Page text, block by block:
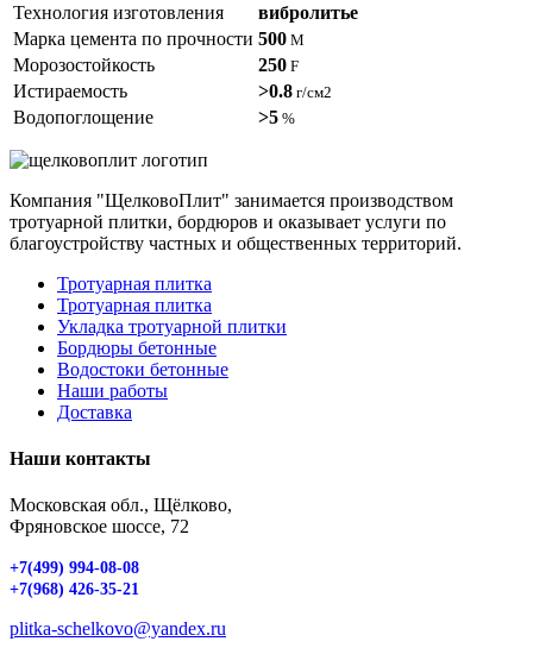
Технология изготовления
вибролитье
Марка цемента по прочности 500 М
Морозостойкость 250 F
Истираемость >0.8 г/см2
Водопоглощение >5 %
Компания "ЩелковоПлит" занимается производством
тротуарной плитки, бордюров и оказывает услуги по
благоустройству частных и общественных территорий.
Тротуарная плитка
Тротуарная плитка
Укладка тротуарной плитки
Бордюры бетонные
Водостоки бетонные
Наши работы
Доставка
Наши контакты
Московская обл., Щёлково,
Фряновское шоссе, 72
+7(499) 994-08-08
+7(968) 426-35-21
plitka-schelkovo@yandex.ru